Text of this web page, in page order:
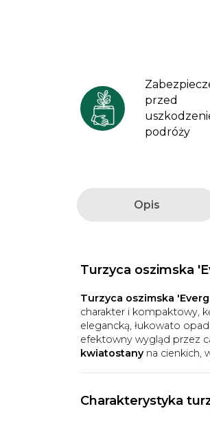
przed
podróży
Opis
Turzyca oszimska
Turzyca oszimska
charakter i kompaktowy,
elegancką, łukowato
efektowny wygląd przez
kwiatostanyna cienkich,
Charakterystyka